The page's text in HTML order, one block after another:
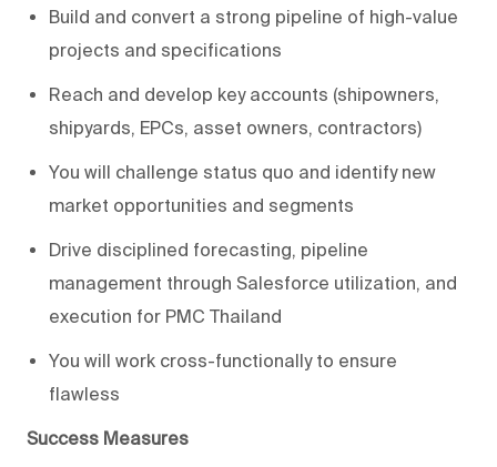
Build and convert a strong pipeline of high-value
projects and specifications
Reach and develop key accounts (shipowners,
shipyards, EPCs, asset owners, contractors)
You will challenge status quo and identify new
market opportunities and segments
Drive disciplined forecasting, pipeline
management through Salesforce utilization, and
execution for PMC Thailand
You will work cross-functionally to ensure
flawless
Success Measures